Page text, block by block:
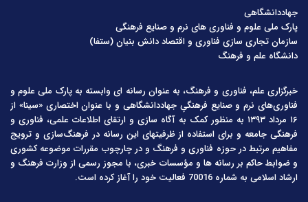
جهاددانشگاهی
پارک ملی علوم و فناوری های نرم و صنایع فرهنگی
سازمان تجاری سازی فناوری و اقتصاد دانش بنیان (ستفا)
دانشگاه علم و فرهنگ
خبرگزاری علم، فناوری و فرهنگ، به عنوان رسانه ای وابسته به پارک ملی علوم و
فناوری‌های نرم و صنایع فرهنگیِ جهاددانشگاهی و با عنوان اختصاری «سینا» از
۱۶ مرداد ۱۳۹۳ به منظور کمک به آگاه سازی و ارتقای اطلاعات علمی، فناوری و
فرهنگی جامعه و برای استفاده از ظرفیتهای این رسانه در فرهنگ‌سازی و ترویج
مفاهیم مرتبط در حوزه فناوری و فرهنگ و در چارچوب مقررات موضوعه کشوری
و ضوابط حاکم بر رسانه ها و مؤسسات خبری، با مجوز رسمی از وزارت فرهنگ و
ارشاد اسلامی به شماره 70016 فعالیت خود را آغاز کرده است.